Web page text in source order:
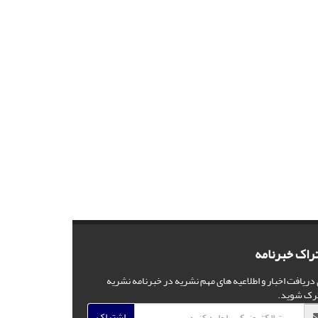
خبرنامه
دریافت اخبار و اطلاعیه های مهم نشریه در خبرنامه نشریه
شوید.